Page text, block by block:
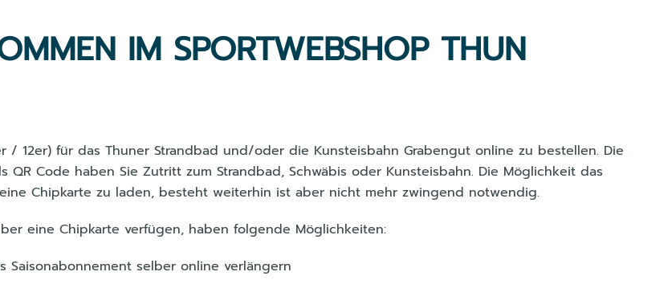
IM SPORTWEBSHOP THUN
12er) für das Thuner Strandbad und/oder die Kunsteisbahn Grabengut online zu bestellen. Die
Code haben Sie Zutritt zum Strandbad, Schwäbis oder Kunsteisbahn. Die Möglichkeit das
Chipkarte zu laden, besteht weiterhin ist aber nicht mehr zwingend notwendig.
eine Chipkarte verfügen, haben folgende Möglichkeiten:
Saisonabonnement selber online verlängern